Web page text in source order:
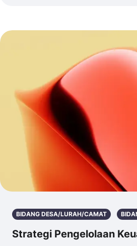
BIDANG DESA/LURAH/CAMAT
Strategi Pengelolaan